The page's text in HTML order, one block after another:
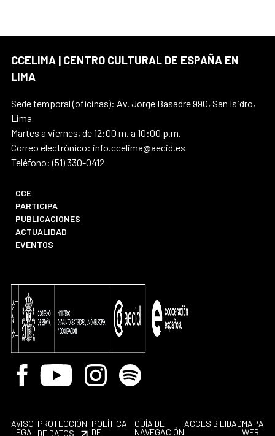
CCELIMA | CENTRO CULTURAL DE ESPAÑA EN
LIMA
Sede temporal (oficinas): Av. Jorge Basadre 990, San Isidro,
Lima
Martes a viernes, de 12:00 m. a 10:00 p.m.
Correo electrónico: info.ccelima@aecid.es
Teléfono: (51) 330-0412
CCE
PARTICIPA
PUBLICACIONES
ACTUALIDAD
EVENTOS
Facebook
Youtube InstagramSpotify
AVISO
LEGAL
PROTECCIÓN
DE DATOS
POLÍTICA
DE
GUÍA DE
NAVEGACIÓN
ACCESIBILIDADMAPA
WEB